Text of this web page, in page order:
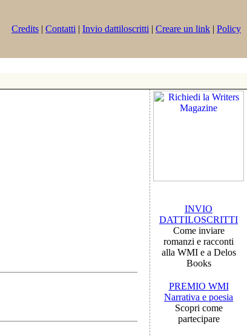
Credits | Contatti | Invio dattiloscritti | Creare un link | Policy
INVIO
DATTILOSCRITTI
Come inviare
romanzi e racconti
alla WMI e a Delos
Books
PREMIO WMI
Narrativa e poesia
Scopri come
partecipare